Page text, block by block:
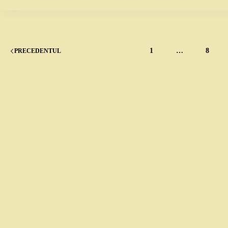
PRECEDENTUL 1 … 8